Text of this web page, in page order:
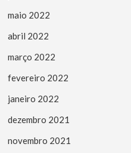
maio 2022
abril 2022
março 2022
fevereiro 2022
janeiro 2022
dezembro 2021
novembro 2021